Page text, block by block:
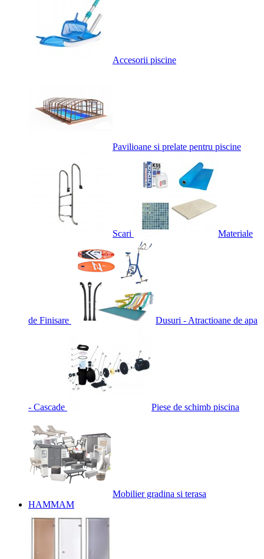
Accesorii piscine
Pavilioane si prelate pentru piscine
Scari Materiale
de Finisare Dusuri - Atractioane de apa
- Cascade Piese de schimb piscina
Mobilier gradina si terasa
HAMMAM